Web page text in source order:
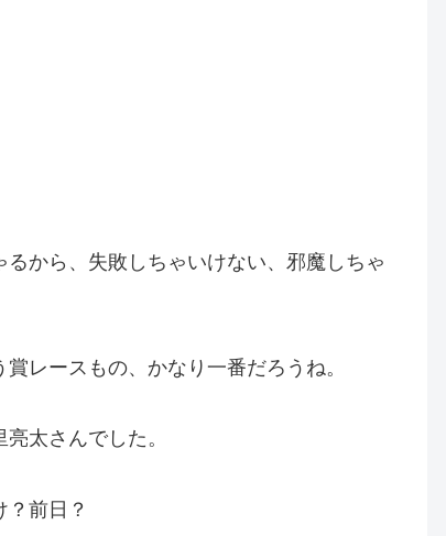
から、失敗しちゃいけない、邪魔しちゃ
レースもの、かなり一番だろうね。
太さんでした。
前日？